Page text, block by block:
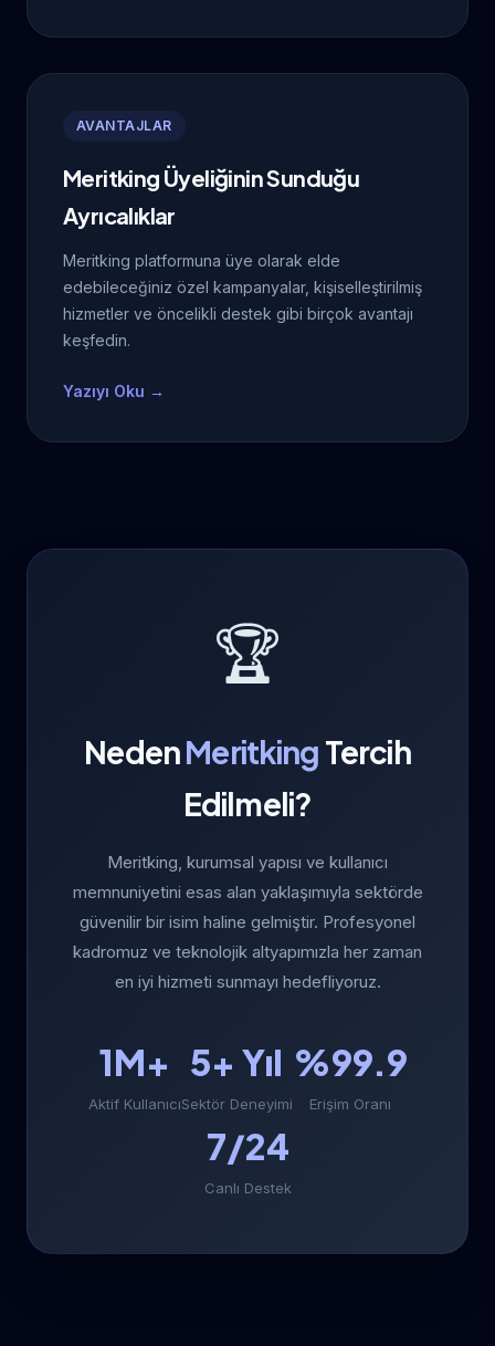
AVANTAJLAR
Meritking Üyeliğinin Sunduğu
Ayrıcalıklar
Meritking platformuna üye olarak elde
edebileceğiniz özel kampanyalar, kişiselleştirilmiş
hizmetler ve öncelikli destek gibi birçok avantajı
keşfedin.
Yazıyı Oku →
🏆
NedenMeritking Tercih
Edilmeli?
Meritking, kurumsal yapısı ve kullanıcı
memnuniyetini esas alan yaklaşımıyla sektörde
güvenilir bir isim haline gelmiştir. Profesyonel
kadromuz ve teknolojik altyapımızla her zaman
en iyi hizmeti sunmayı hedefliyoruz.
1M+
Aktif Kullanıcı
5+ Yıl
Sektör Deneyimi
%99.9
Erişim Oranı
7/24
Canlı Destek